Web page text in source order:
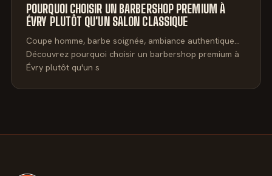
POURQUOI CHOISIR UN BARBERSHOP PREMIUM À
ÉVRY PLUTÔT QU'UN SALON CLASSIQUE
Coupe homme, barbe soignée, ambiance authentique…
Découvrez pourquoi choisir un barbershop premium à
Évry plutôt qu'un s